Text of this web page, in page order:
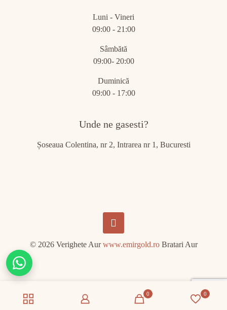
Luni - Vineri
09:00 - 21:00
Sâmbătă
09:00- 20:00
Duminică
09:00 - 17:00
Unde ne gasesti?
Șoseaua Colentina, nr 2, Intrarea nr 1, Bucuresti
© 2026 Verighete Aurwww.emirgold.roBratari Aur
0 0
Chat
on
WhatsApp